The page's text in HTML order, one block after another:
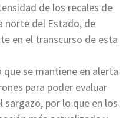
de los recales de
norte del Estado, de
en el transcurso de esta
se mantiene en alerta
para poder evaluar
por lo que en los